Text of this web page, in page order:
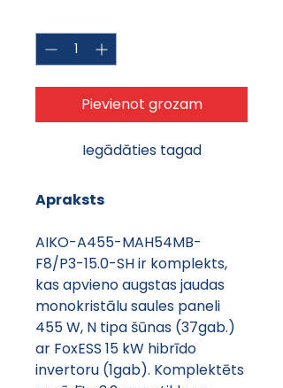
Pievienot grozam
Iegādāties tagad
Apraksts
AIKO-A455-MAH54MB-
F8/P3-15.0-SH ir komplekts,
kas apvieno augstas jaudas
monokristālu saules paneli
455 W, N tipa šūnas (37gab.)
ar FoxESS 15 kW hibrīdo
invertoru (1gab). Komplektēts